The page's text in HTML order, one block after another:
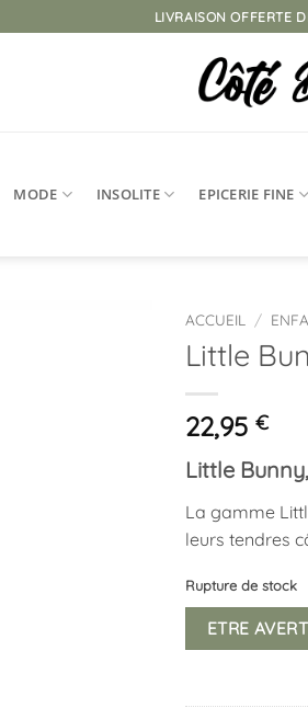
LIVRAISON OFFERTE
MODE INSOLITE EPICERIE FINE
ACCUEIL /
Little
22,95 €
Little
La gamme
leurs tendres
Rupture de stock
ETRE